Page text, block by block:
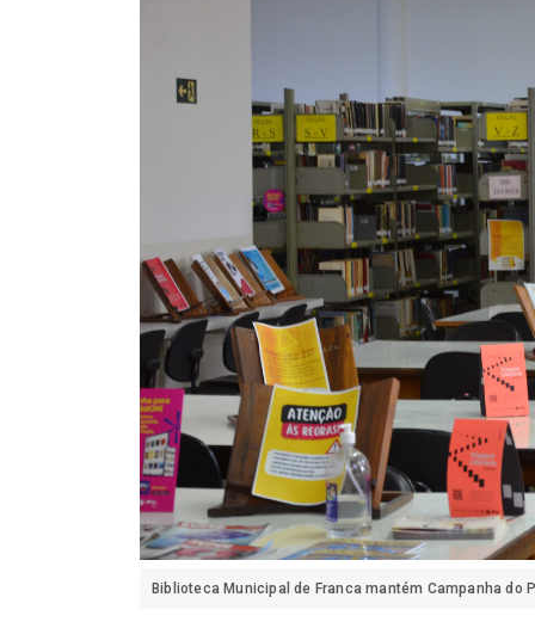
Biblioteca Municipal de Franca mantém Campanha